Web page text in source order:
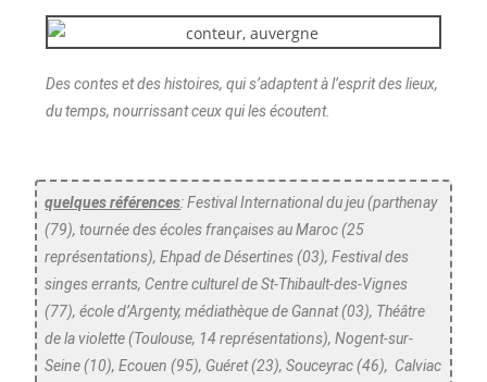
Des contes et des histoires, qui s’adaptent à l’esprit des lieux,
du temps, nourrissant ceux qui les écoutent.
quelques références: Festival International du jeu (parthenay
(79), tournée des écoles françaises au Maroc (25
représentations), Ehpad de Désertines (03), Festival des
singes errants, Centre culturel de St-Thibault-des-Vignes
(77), école d’Argenty, médiathèque de Gannat (03), Théâtre
de la violette (Toulouse, 14 représentations), Nogent-sur-
Seine (10), Ecouen (95), Guéret (23), Souceyrac (46), Calviac